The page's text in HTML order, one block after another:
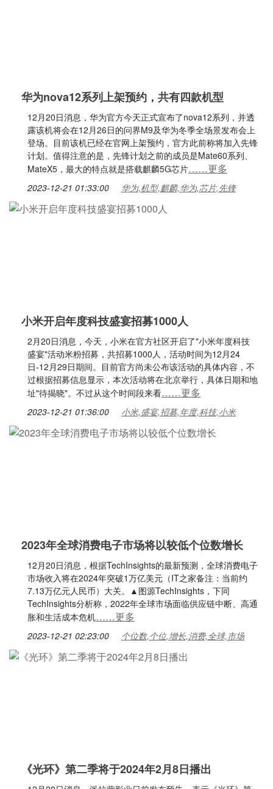
华为nova12系列上架预约，共有四款机型
12月20日消息，华为官方今天正式宣布了nova12系列，并透
露该机将会在12月26日的问界M9及华为冬季全场景发布会上
登场。目前该机已经在官网上架预约，官方此前称将加入先锋
计划。值得注意的是，先锋计划之前的成员是Mate60系列、
MateX5，最大的特点就是搭载麒麟5G芯片……更多
2023-12-21 01:33:00 华为,机型,麒麟,华为,芯片,先锋
小米开启年度科技盛宴招募1000人
2月20日消息，今天，小米在官方社区开启了"小米年度科技
盛宴"活动米粉招募，共招募1000人，活动时间为12月24
日-12月29日期间。目前官方尚未公布该活动的具体内容，不
过根据招募信息显示，本次活动将在北京举行，具体日期和地
址"待揭晓"。不过从这个时间段来看……更多
2023-12-21 01:36:00 小米,盛宴,招募,年度,科技,小米
2023年全球消费电子市场将以较低个位数增长
12月20日消息，根据TechInsights的最新预测，全球消费电子
市场收入将在2024年突破1万亿美元（IT之家备注：当前约
7.13万亿元人民币）大关。▲图源TechInsights，下同
TechInsights分析称，2022年全球市场面临供应链中断、高通
胀和生活成本危机……更多
2023-12-21 02:23:00 个位数,个位,增长,消费,全球,市场
《光环》第二季将于2024年2月8日播出